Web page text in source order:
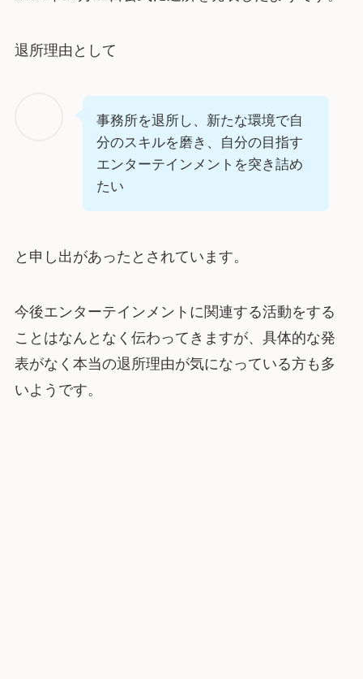
退所理由として
事務所を退所し、新たな環境で自
分のスキルを磨き、自分の目指す
エンターテインメントを突き詰め
たい
と申し出があったとされています。
今後エンターテインメントに関連する活動をする
ことはなんとなく伝わってきますが、具体的な発
表がなく本当の退所理由が気になっている方も多
いようです。